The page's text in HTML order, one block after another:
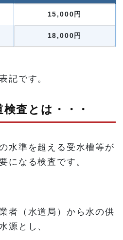
15,000円
18,000円
記です。
査とは・・・
水準を超える受水槽等が
になる検査です。
者（水道局）から水の供
源とし、